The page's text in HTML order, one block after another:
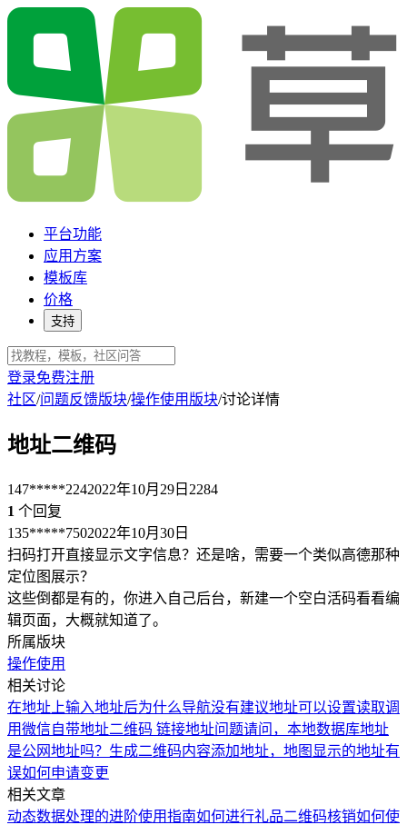
平台功能
应用方案
模板库
价格
支持
登录免费注册
社区/问题反馈版块/操作使用版块/讨论详情
地址二维码
147*****2242022年10月29日 2284
1 个回复
135*****7502022年10月30日
扫码打开直接显示文字信息？还是啥，需要一个类似高德那种
定位图展示？
这些倒都是有的，你进入自己后台，新建一个空白活码看看编
辑页面，大概就知道了。
所属版块
操作使用
相关讨论
在地址上输入地址后为什么导航没有建议地址可以设置读取调
用微信自带地址二维码 链接地址问题请问，本地数据库地址
是公网地址吗？ 生成二维码内容添加地址，地图显示的地址有
误如何申请变更
相关文章
动态数据处理的进阶使用指南如何进行礼品二维码核销如何使